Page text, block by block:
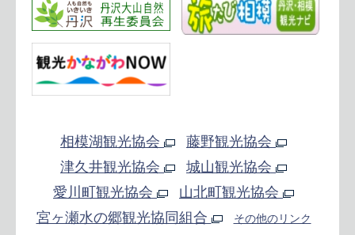
相模湖観光協会
藤野観光協会
津久井観光協会
城山観光協会
愛川町観光協会
山北町観光協会
宮ヶ瀬水の郷観光協同組合
その他のリンク